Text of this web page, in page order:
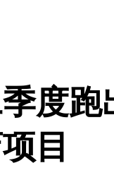
度跑
目